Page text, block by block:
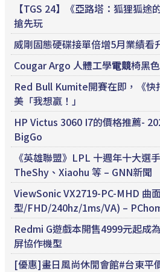
【TGS 24】《亞路塔：狐狸狐途
搶先玩
威剛固態硬碟接單倍增5月業績看
Cougar Argo 人體工學電競椅黑
Red Bull Kumite開賽在即，《快
美「我想贏！」
HP Victus 3060 I7的價格推薦-
BigGo
《英雄聯盟》LPL 十週年十大選
TheShy、Xiaohu 等 – GNN新聞
ViewSonic VX2719-PC-MHD 曲
型/FHD/240hz/1ms/VA) –
Redmi G遊戲本開售4999元起成
屏協作機型
[優惠]畫日風尚休閒會館#台東平